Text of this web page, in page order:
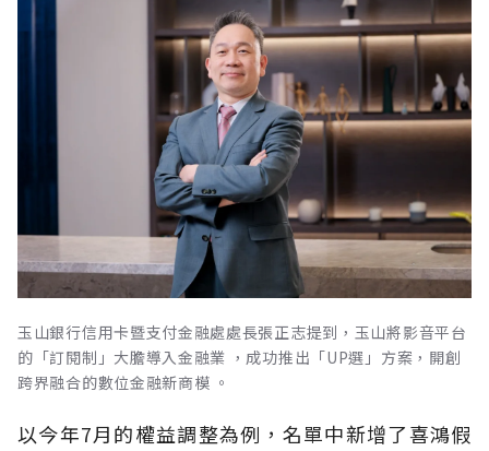
玉山銀行信用卡暨支付金融處處長張正志提到，玉山將影音平台
的「訂閱制」大膽導入金融業 ，成功推出「UP選」方案，開創
跨界融合的數位金融新商模 。
以今年7月的權益調整為例，名單中新增了喜鴻假